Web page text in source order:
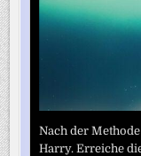
Nach der
Harry. Erreiche